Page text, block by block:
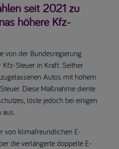
seit 2021 zu
höhere Kfz-
von der Bundesregierung
Steuer in Kraft. Seither
Autos mit hohem
Diese Maßnahme diente
löste jedoch bei einigen
aus.
von klimafreundlichen E-
die verlängerte doppelte E-